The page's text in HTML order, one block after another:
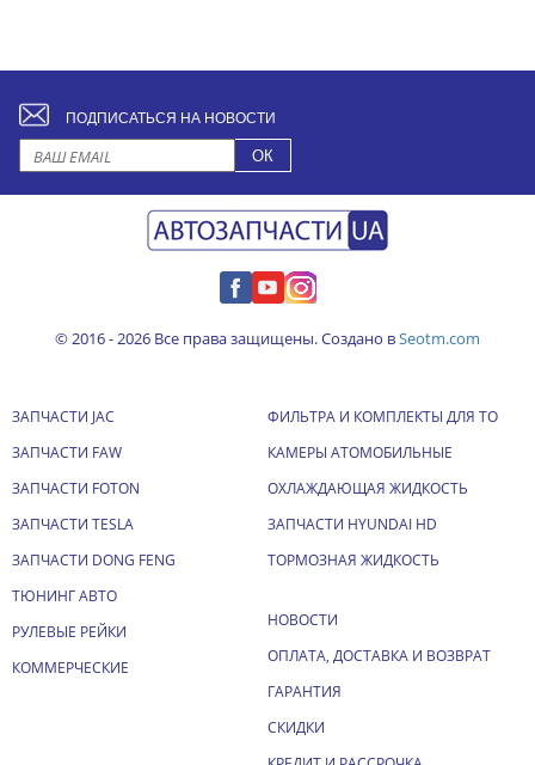
ПОДПИСАТЬСЯ НА НОВОСТИ
© 2016 - 2026 Все права защищены. Создано вSeotm.com
ЗАПЧАСТИ JAC
ЗАПЧАСТИ FAW
ЗАПЧАСТИ FOTON
ЗАПЧАСТИ TESLA
ЗАПЧАСТИ DONG FENG
ТЮНИНГ АВТО
РУЛЕВЫЕ РЕЙКИ
КОММЕРЧЕСКИЕ
ФИЛЬТРА И КОМПЛЕКТЫ ДЛЯ ТО
КАМЕРЫ АТОМОБИЛЬНЫЕ
ОХЛАЖДАЮЩАЯ ЖИДКОСТЬ
ЗАПЧАСТИ HYUNDAI HD
ТОРМОЗНАЯ ЖИДКОСТЬ
НОВОСТИ
ОПЛАТА, ДОСТАВКА И ВОЗВРАТ
ГАРАНТИЯ
СКИДКИ